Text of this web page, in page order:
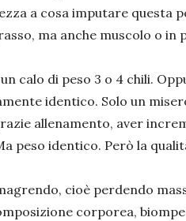
a cosa imputare questa
ma anche muscolo o in
calo di peso 3 o 4 chili.
identico. Solo un
allenamento, aver
peso identico. Però la
cioè perdendo
corporea,